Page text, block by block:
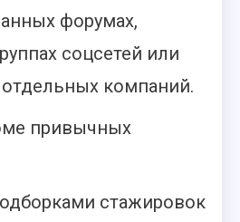
форумах,
соцсетей или
компаний.
привычных
стажировок